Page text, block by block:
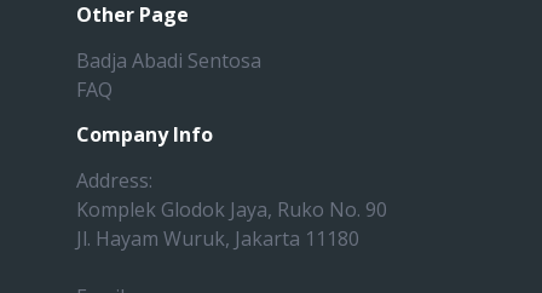
Other Page
Badja Abadi Sentosa
FAQ
Company Info
Address:
Komplek Glodok Jaya, Ruko No. 90
Jl. Hayam Wuruk, Jakarta 11180